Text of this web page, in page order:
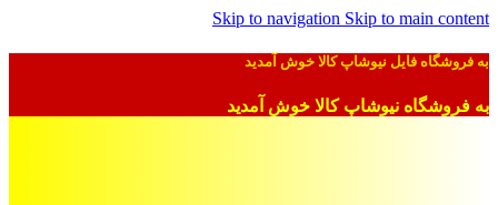
Skip to navigation Skip to main content
به فروشگاه فایل نیوشاپ کالا خوش آمدید
به فروشگاه نیوشاپ کالا خوش آمدید